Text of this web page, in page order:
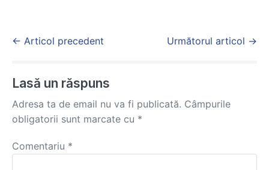
Post
← Articol precedent Următorul articol →
Lasă un răspuns
Adresa ta de email nu va fi publicată. Câmpurile
obligatorii sunt marcate cu *
Comentariu *